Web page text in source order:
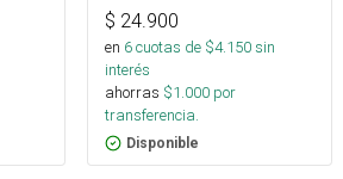
$ 24.900
en 6cuotas de $4.150sin
interés
ahorras $1.000 por
transferencia.
Disponible